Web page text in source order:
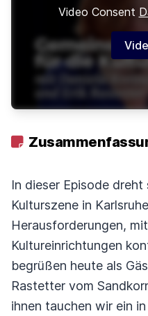
Video Consent
In dieser Episode
Kulturszene in
Herausforderungen,
Kultureinrichtungen
begrüßen heute als
Rastetter vom
ihnen tauchen wir ein